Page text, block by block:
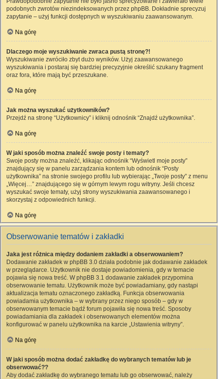
podobnych zwrotów niezindeksowanych przez phpBB. Dokładnie sprecyzuj
zapytanie – użyj funkcji dostępnych w wyszukiwaniu zaawansowanym.
Na górę
Dlaczego moje wyszukiwanie zwraca pustą stronę?!
Wyszukiwanie zwróciło zbyt dużo wyników. Użyj zaawansowanego
wyszukiwania i postaraj się bardziej precyzyjnie określić szukany fragment
oraz fora, które mają być przeszukane.
Na górę
Jak można wyszukać użytkowników?
Przejdź na stronę “Użytkownicy” i kliknij odnośnik “Znajdź użytkownika”.
Na górę
W jaki sposób można znaleźć swoje posty i tematy?
Swoje posty można znaleźć, klikając odnośnik “Wyświetl moje posty”
znajdujący się w panelu zarządzania kontem lub odnośnik “Posty
użytkownika” na stronie swojego profilu lub wybierając „Twoje posty” z menu
„Więcej…” znajdującego się w górnym lewym rogu witryny. Jeśli chcesz
wyszukać swoje tematy, użyj strony wyszukiwania zaawansowanego i
skorzystaj z odpowiednich funkcji.
Na górę
Obserwowanie tematów i zakładki
Jaka jest różnica między dodaniem zakładki a obserwowaniem?
Dodawanie zakładek w phpBB 3.0 działa podobnie jak dodawanie zakładek
w przeglądarce. Użytkownik nie dostaje powiadomienia, gdy w temacie
pojawia się nowa treść. W phpBB 3.1 dodawanie zakładek przypomina
obserwowanie tematu. Użytkownik może być powiadamiany, gdy nastąpi
aktualizacja tematu oznaczonego zakładką. Funkcja obserwowania
powiadamia użytkownika – w wybrany przez niego sposób – gdy w
obserwowanym temacie bądź forum pojawiła się nowa treść. Sposoby
powiadamiania dla zakładek i obserwowanych elementów można
konfigurować w panelu użytkownika na karcie „Ustawienia witryny”.
Na górę
W jaki sposób można dodać zakładkę do wybranych tematów lub je
obserwować??
Aby dodać zakładkę do wybranego tematu lub go obserwować, należy